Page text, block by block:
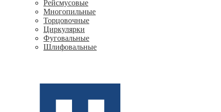
Рейсмусовые
Многопильные
Торцовочные
Циркулярки
Фуговальные
Шлифовальные